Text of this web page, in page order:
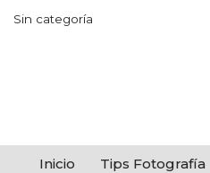
Sin categoría
Inicio Tips Fotografía